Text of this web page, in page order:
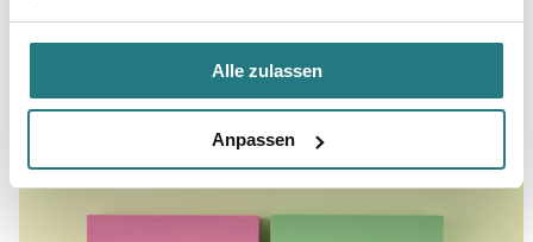
Alle zulassen
Anpassen
WEITER LESEN